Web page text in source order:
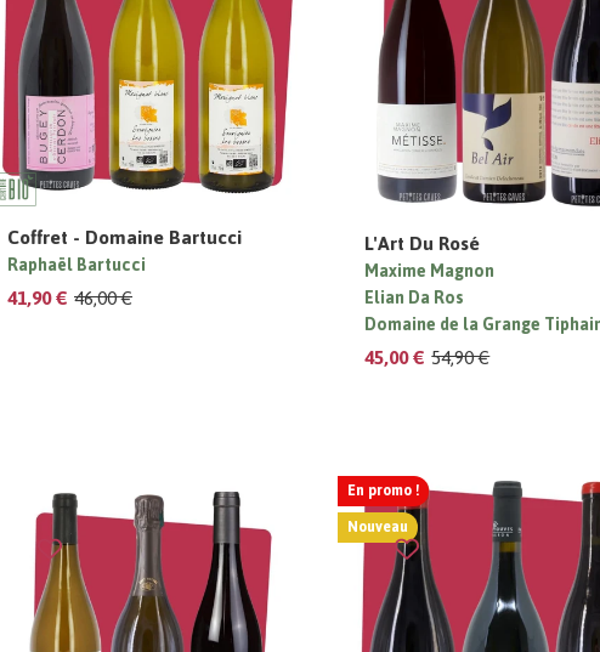
Coffret - Domaine Bartucci
Raphaël Bartucci
46,00 €
41,90 €
L'Art Du Rosé
Maxime Magnon
Elian Da Ros
Domaine de la Grange
54,90 €
45,00 €
En promo !
Nouveau